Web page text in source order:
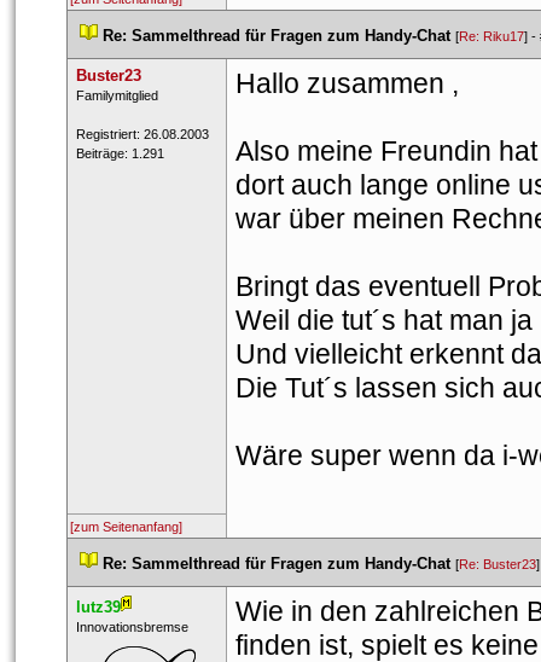
Re: Sammelthread für Fragen zum Handy-Chat [Re: Riku17] -
Buster23
Famil​ymitg​lied​
Registriert: 26.08.2003
Beiträge: 1.291
Hallo zusammen ,
Also meine Freundin
dort auch lange online
war über meinen
Bringt das eventuell
Weil die tut´s hat man
Und vielleicht erkennt
Die Tut´s lassen sich
Wäre super wenn da i-
[zum Seitenanfang]
Re: Sammelthread für Fragen zum Handy-Chat [Re: Buster23
lutz39
​Innovationsbremse
Wie in den zahlreichen
finden ist, spielt es